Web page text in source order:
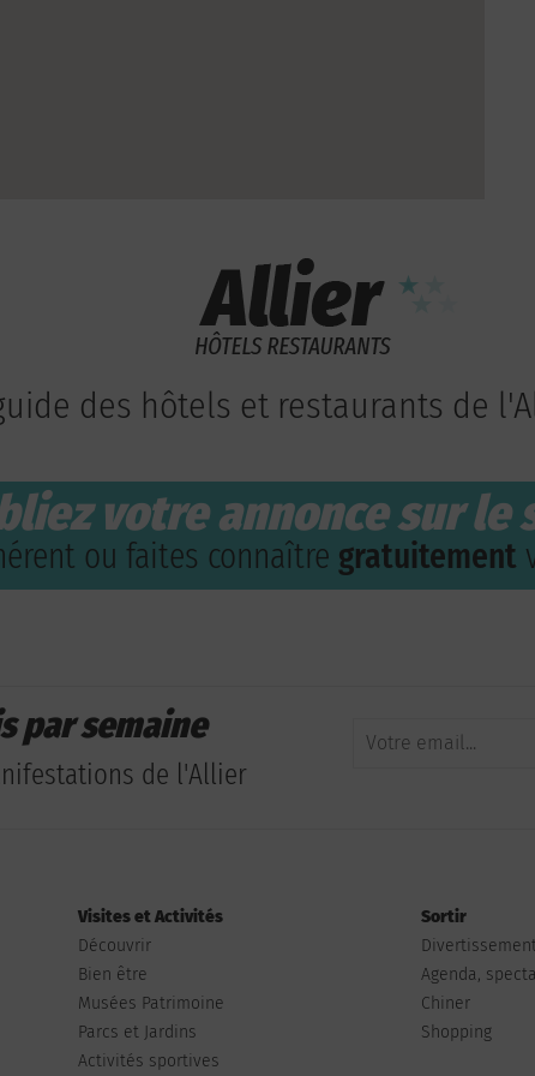
des hôtels et restaurants de
votre annonce sur le
ou faites connaître gratuitement
par semaine
de l'Allier
Visites et Activités
Découvrir
Bien être
Musées Patrimoine
Parcs et Jardins
Activités sportives
Sortir
Agenda,
Chiner
Shopping